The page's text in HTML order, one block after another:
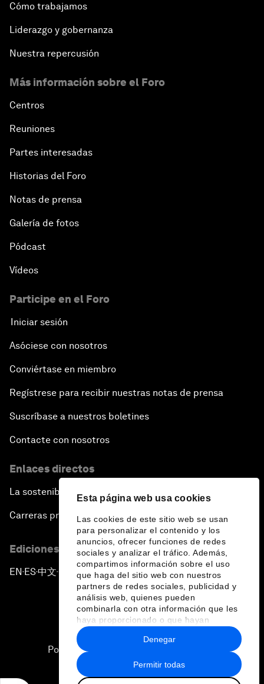
Esta página web usa cookies
Las cookies de este sitio web se usan
para personalizar el contenido y los
anuncios, ofrecer funciones de redes
sociales y analizar el tráfico. Además,
compartimos información sobre el uso
que haga del sitio web con nuestros
partners de redes sociales, publicidad y
análisis web, quienes pueden
combinarla con otra información que les
haya proporcionado o que hayan
recopilado a partir del uso que haya
hecho de sus servicios.
Permitir todas
Denegar
Cómo trabajamos
Liderazgo y gobernanza
Nuestra repercusión
Más información sobre el Foro
Centros
Reuniones
Partes interesadas
Historias del Foro
Notas de prensa
Galería de fotos
Pódcast
Vídeos
Participe en el Foro
Iniciar sesión
Asóciese con nosotros
Conviértase en miembro
Regístrese para recibir nuestras notas de prensa
Suscríbase a nuestros boletines
Contacte con nosotros
Enlaces directos
La sostenibilidad en el Foro
Carreras profesionales
Ediciones en otros idiomas
EN ▪ ES▪中文▪ 日本語
Política de privacidad y normas de uso